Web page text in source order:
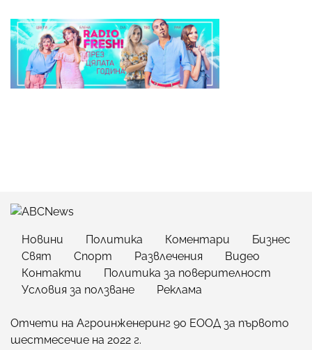
Новини Политика Коментари
Бизнес
Свят
Спорт Развлечения
Видео
Контакти
Политика за поверителност
Условия за ползване
Реклама
Отчети на Агроинженеринг 90 ЕООД за първото
шестмесечие на 2022 г.